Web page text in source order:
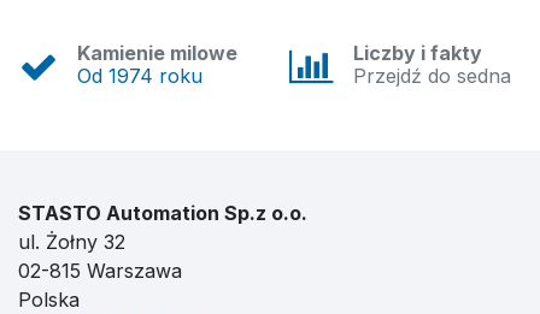
Kamienie milowe
Od 1974 roku
Liczby i fakty
Przejdź do sedna
STASTO Automation Sp.z o.o.
ul. Żołny 32
02-815 Warszawa
Polska